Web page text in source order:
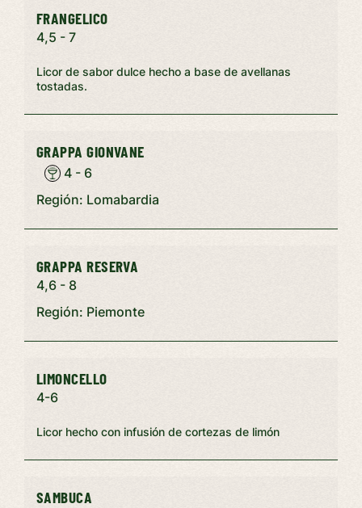
FRANGELICO
4,5 - 7
Licor de sabor dulce hecho a base de avellanas
tostadas.
GRAPPA GIONVANE
4 - 6
Región: Lomabardia
GRAPPA RESERVA
4,6 - 8
Región: Piemonte
LIMONCELLO
4-6
Licor hecho con infusión de cortezas de limón
SAMBUCA